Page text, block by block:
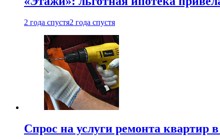
2 года спустя2 года спустя
Спрос на услуги ремонта квартир